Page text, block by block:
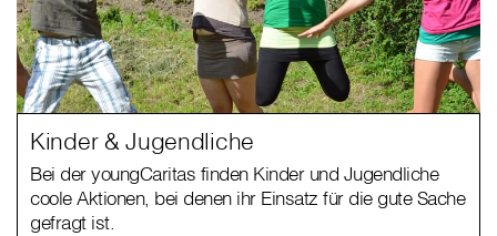
Kinder & Jugendliche
Bei der youngCaritas finden Kinder und Jugendliche
coole Aktionen, bei denen ihr Einsatz für die gute Sache
gefragt ist.